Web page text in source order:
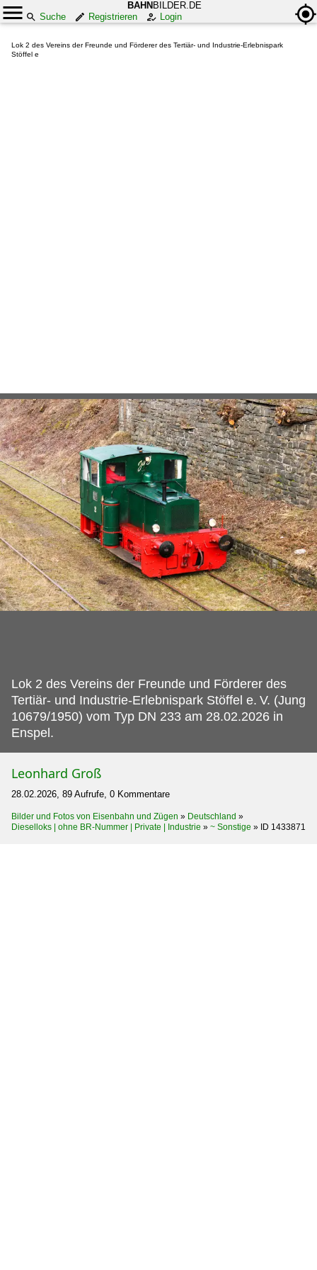
BAHN BILDER.DE
Suche
Registrieren Login
Lok 2 des Vereins der Freunde und Förderer des Tertiär- und Industrie-Erlebnispark
Stöffel e
Lok 2 des Vereins der Freunde und Förderer des
Tertiär- und Industrie-Erlebnispark Stöffel e. V. (Jung
10679/1950) vom Typ DN 233 am 28.02.2026 in
Enspel.
Leonhard Groß
28.02.2026, 89 Aufrufe, 0 Kommentare
Bilder und Fotos von Eisenbahn und Zügen » Deutschland »
Dieselloks | ohne BR-Nummer | Private | Industrie » ~ Sonstige » ID 1433871